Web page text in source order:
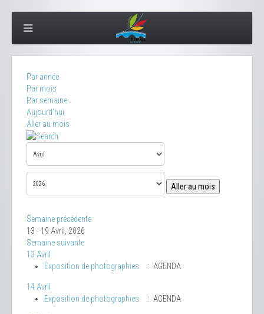
Par année
Par mois
Par semaine
Aujourd'hui
Aller au mois
Aller au mois
Semaine précédente
13 - 19 Avril, 2026
Semaine suivante
13 Avril
Exposition de photographies
:: AGENDA
14 Avril
Exposition de photographies
:: AGENDA